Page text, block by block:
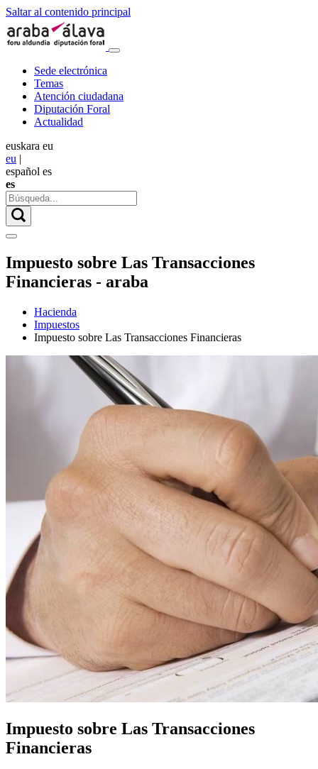
Saltar al contenido principal
Sede electrónica
Temas
Atención ciudadana
Diputación Foral
Actualidad
euskara eu
eu |
español es
es
Impuesto sobre Las Transacciones
Financieras - araba
Hacienda
Impuestos
Impuesto sobre Las Transacciones Financieras
Impuesto sobre Las Transacciones
Financieras